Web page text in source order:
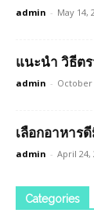
admin - May 14,
แนะนำ วิธีต
admin - October
เลือกอาหาร
admin - April 24,
Categories